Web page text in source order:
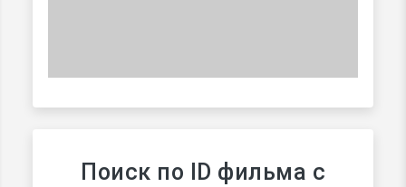
Поиск по ID фильма с